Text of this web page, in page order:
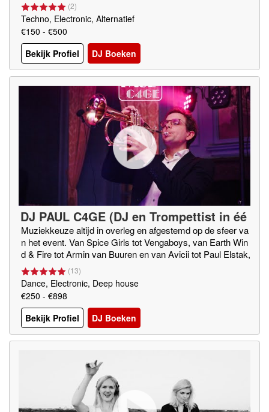
(2)
Techno, Electronic, Alternatief
€150 - €500
Bekijk Profiel
DJ Boeken
DJ PAUL C4GE (DJ en Trompettist in éé
n)
Muziekkeuze altijd in overleg en afgestemd op de sfeer va
n het event. Van Spice Girls tot Vengaboys, van Earth Win
d & Fire tot Armin van Buuren en van Avicii tot Paul Elstak,
alles is mogelijk.
(13)
Dance, Electronic, Deep house
€250 - €898
Bekijk Profiel
DJ Boeken